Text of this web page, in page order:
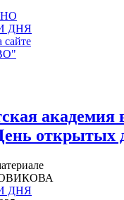
ДНЯ
сайте
академия
открытых
ДНЯ